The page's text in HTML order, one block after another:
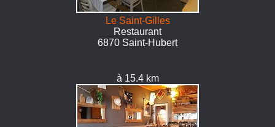
Le Saint-Gilles
Restaurant
6870 Saint-Hubert
à 15.4 km